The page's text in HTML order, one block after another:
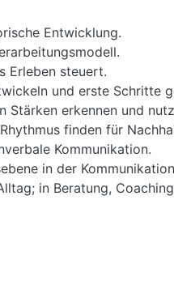
Entwicklung.
Erleben steuert.
und erste Schritte
Stärken erkennen und
finden für
Kommunikation.
in der
in Beratung,